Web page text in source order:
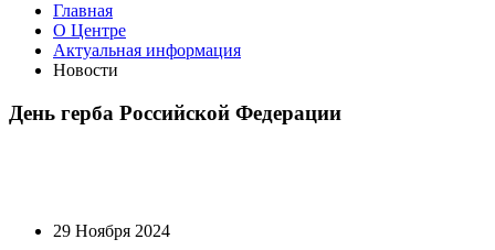
Главная
О Центре
Актуальная информация
Новости
День герба Российской Федерации
29 Ноября 2024